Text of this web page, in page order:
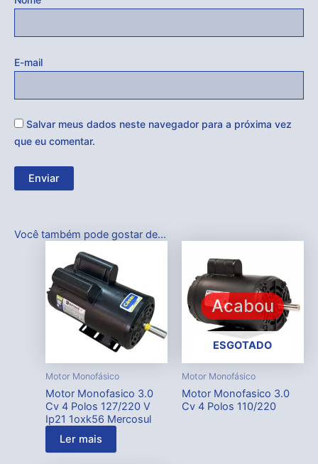
E-mail
Salvar meus dados neste navegador para a próxima vez
que eu comentar.
Você também pode gostar de…
Motor Monofásico
Motor Monofasico 3.0
Cv 4 Polos 127/220 V
Ip21 1oxk56 Mercosul
Ler mais
Acabou
ESGOTADO
Motor Monofásico
Motor Monofasico 3.0
Cv 4 Polos 110/220